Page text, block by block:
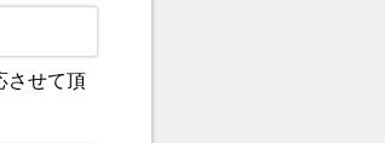
させて頂